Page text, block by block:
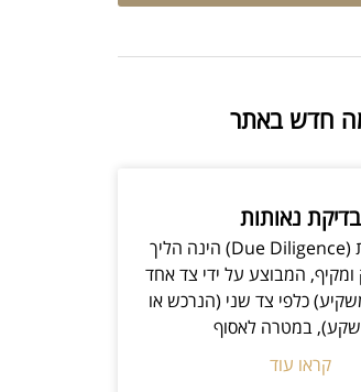
חדש באתר
בדיקת נאותות
בדיקת נאותות (Due Diligence) הינה הליך
המבוצע על ידי צד אחד
כלפי צד שני (הנרכש או
במטרה לאסוף
קראו עוד